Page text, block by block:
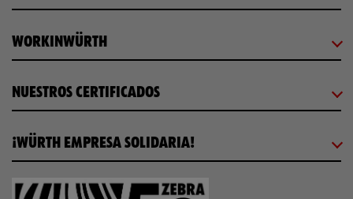
WORKINWÜRTH
NUESTROS CERTIFICADOS
¡WÜRTH EMPRESA SOLIDARIA!